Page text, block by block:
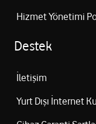
Hizmet Yönetimi
Destek
İletişim
Yurt Dışı İnternet